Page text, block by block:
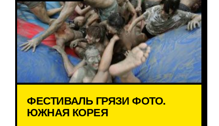
ФЕСТИВАЛЬ ГРЯЗИ ФОТО.
ЮЖНАЯ КОРЕЯ